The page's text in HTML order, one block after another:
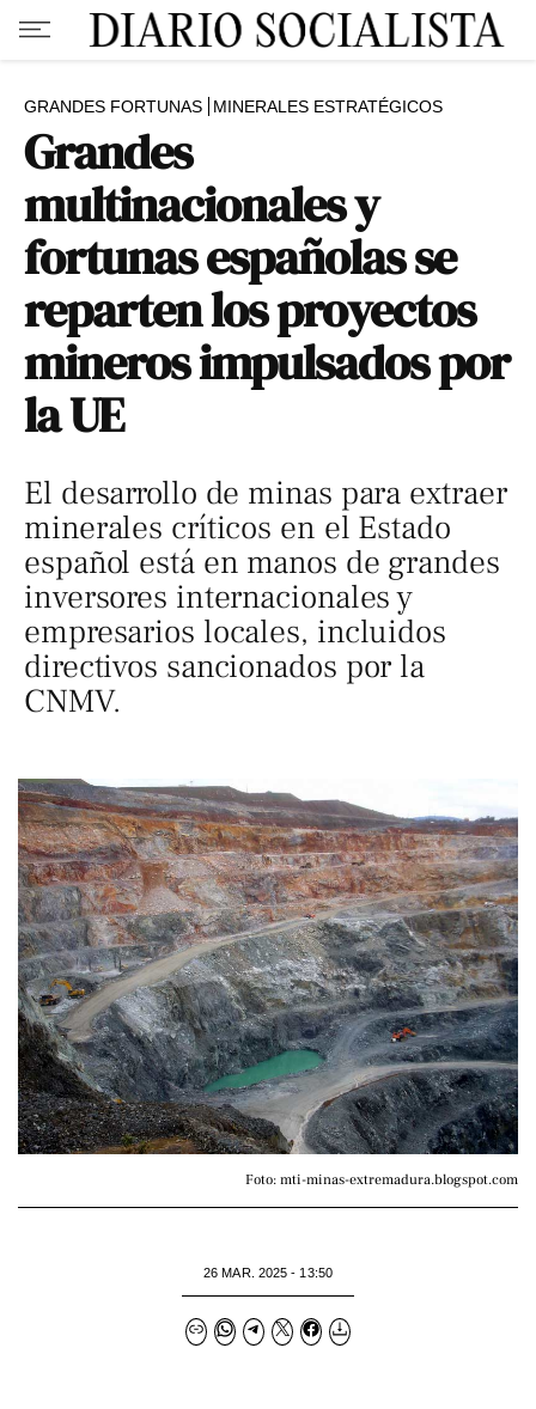
GRANDES FORTUNAS MINERALES ESTRATÉGICOS
Grandes
multinacionales y
fortunas españolas se
reparten los proyectos
mineros impulsados por
la UE
El desarrollo de minas para extraer
minerales críticos en el Estado
español está en manos de grandes
inversores internacionales y
empresarios locales, incluidos
directivos sancionados por la
CNMV.
Foto: mti-minas-extremadura.blogspot.com
26 MAR. 2025 - 13:50